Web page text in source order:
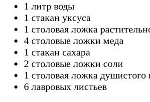
1 литр воды
1 стакан уксуса
1 столовая ложка
4 столовые ложки меда
1 стакан сахара
2 столовые ложки соли
1 столовая ложка душистого
6 лавровых листьев